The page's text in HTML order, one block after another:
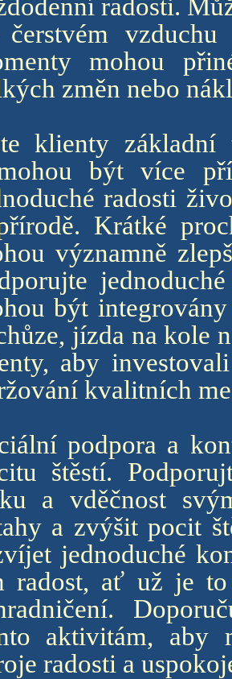
radosti.
čerstvém
mohou
změn nebo
klienty základní
být více
radosti
Krátké
významně
být
jízda na kole
aby
kvalitních
podpora a
štěstí.
a vděčnost
a zvýšit pocit
jednoduché
radost, ať už je to
aktivitám, aby
radosti a